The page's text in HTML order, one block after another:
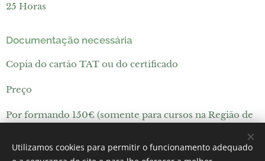
25 Horas
Documentação necessária
Copia do cartão TAT ou do certificado
Preço
Por formando 150€ (somente para cursos na Região de
Utilizamos cookies para permitir o funcionamento adequado